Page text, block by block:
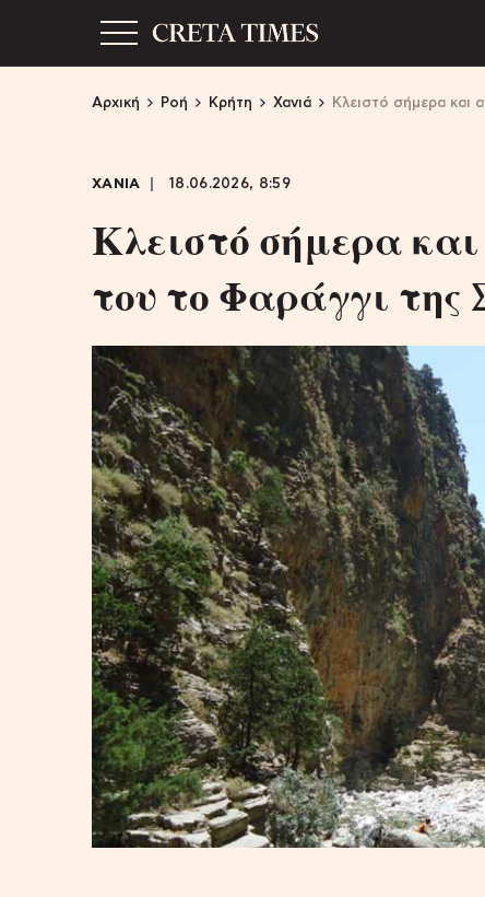
Αρχική Ροή Κρήτη Χανιά Κλειστό σήμερα και
ΧΑΝΙΑ 18.06.2026, 8:59
Κλειστό σήμερα και
του το Φαράγγι